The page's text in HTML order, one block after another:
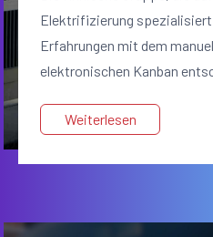
Elektrifizierung
Erfahrungen mit dem
elektronischen Kanban
Weiterlesen